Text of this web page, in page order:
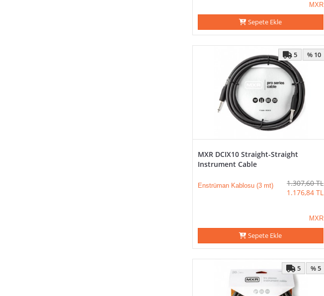
MXR
Sepete Ekle
% 10
5
MXR DCIX10 Straight-Straight
Instrument Cable
Enstrüman Kablosu (3 mt) 1.307,60 TL
1.176,84 TL
MXR
Sepete Ekle
% 5
5